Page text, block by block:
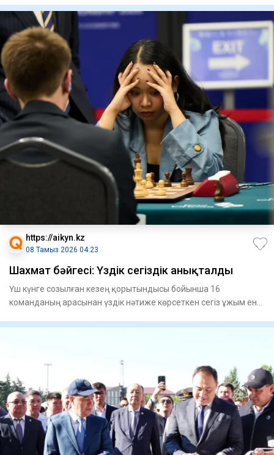
https://aikyn.kz
08 Тамыз 2026 04:23
Шахмат бәйгесі: Үздік сегіздік анықталды
Үш күнге созылған кезең қорытындысы бойынша 16
команданың арасынан үздік нәтиже көрсеткен сегіз ұжым енді